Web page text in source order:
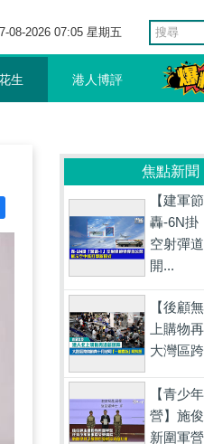
08-2026 07:05 星期五
生 港人博評
焦點新聞
【建軍
轟-6N掛
空射彈
開...
【後顧
上購物
大灣區
【青少
營】施
新圍軍